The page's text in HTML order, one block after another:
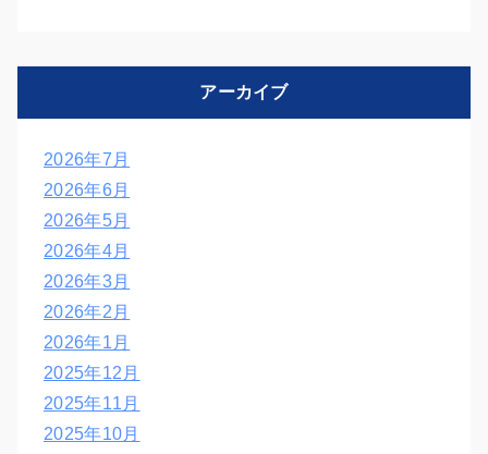
アーカイブ
2026年7月
2026年6月
2026年5月
2026年4月
2026年3月
2026年2月
2026年1月
2025年12月
2025年11月
2025年10月